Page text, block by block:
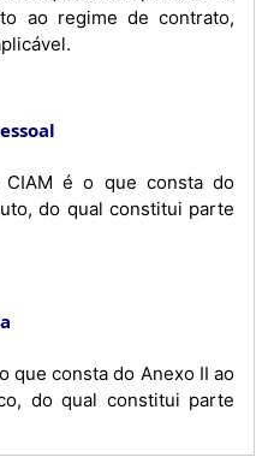
ao regime de contrato,
é o que consta do
do qual constitui parte
que consta do Anexo II ao
do qual constitui parte